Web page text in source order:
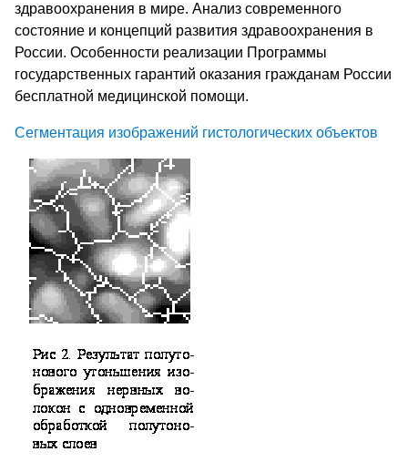
здравоохранения в мире. Анализ современного
состояние и концепций развития здравоохранения в
России. Особенности реализации Программы
государственных гарантий оказания гражданам России
бесплатной медицинской помощи.
Сегментация изображений гистологических объектов